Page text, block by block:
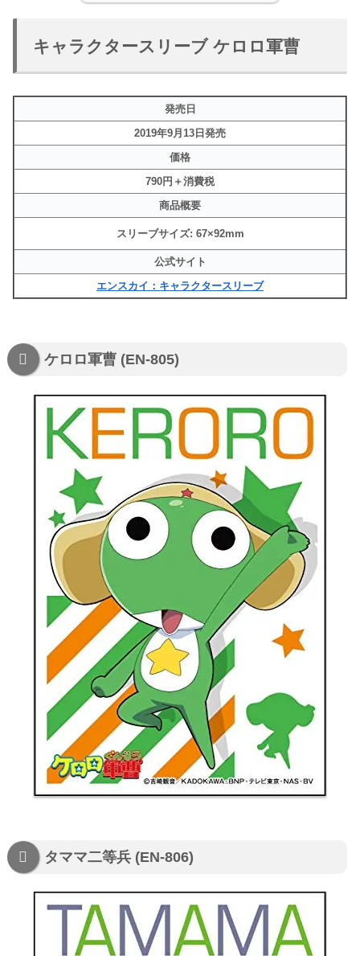
キャラクタースリーブ ケロロ軍曹
発売日
2019年9月13日発売
価格
790円＋消費税
商品概要
スリーブサイズ: 67×92mm
公式サイト
エンスカイ：キャラクタースリーブ
ケロロ軍曹 (EN-805)
タママ二等兵 (EN-806)